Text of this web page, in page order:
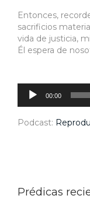
Entonces,
sacrificios
vida de justicia,
Él espera de
Reproductor
audio 00:00
Podcast:
Prédicas